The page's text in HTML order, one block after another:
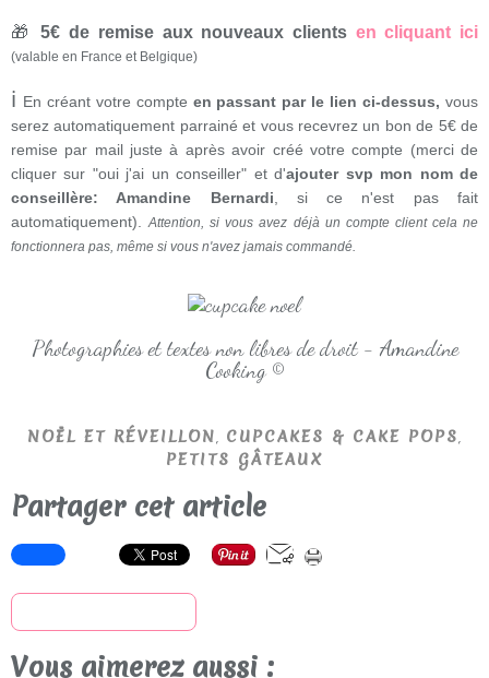
🎁 5€ de remise aux nouveaux clients en cliquant ici
(valable en France et Belgique)
ℹ En créant votre compte en passant par le lien ci-dessus, vous
serez automatiquement parrainé et vous recevrez un bon de 5€ de
remise par mail juste à après avoir créé votre compte (merci de
cliquer sur "oui j'ai un conseiller" et d'ajouter svp mon nom de
conseillère: Amandine Bernardi , si ce n'est pas fait
automatiquement).Attention, si vous avez déjà un compte client cela ne
fonctionnera pas, même si vous n'avez jamais commandé.
Photographies et textes non libres de droit - Amandine
Cooking ©
NOËL ET RÉVEILLON, CUPCAKES & CAKE POPS,
PETITS GÂTEAUX
Partager cet article
Vous aimerez aussi :